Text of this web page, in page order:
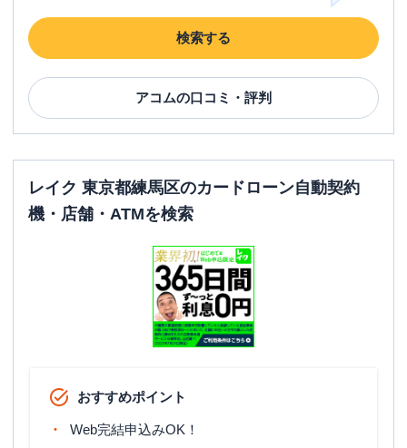
検索する
アコムの口コミ・評判
レイク 東京都練馬区のカードローン自動契約
機・店舗・ATMを検索
おすすめポイント
Web完結申込みOK！